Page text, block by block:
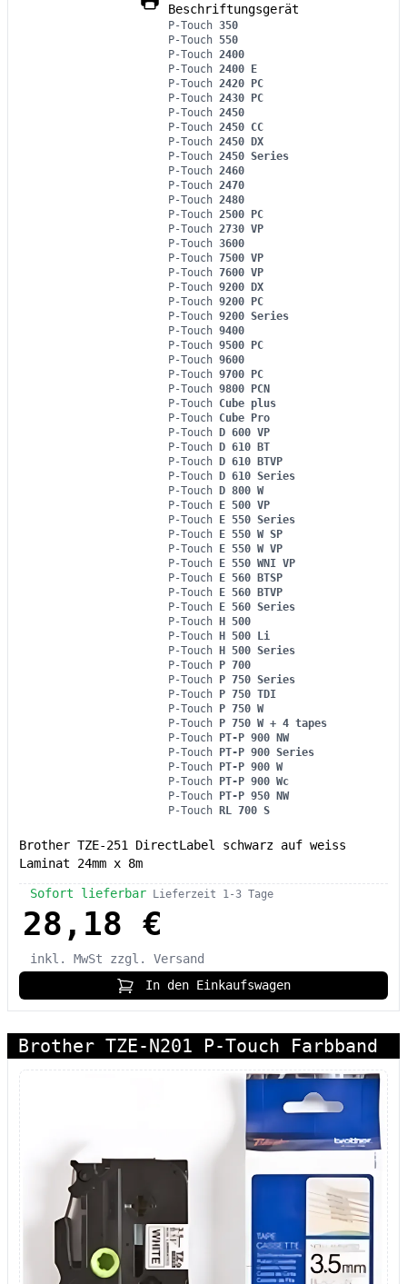
Beschriftungsgerät
P-Touch 350
P-Touch 550
P-Touch 2400
P-Touch 2400 E
P-Touch 2420 PC
P-Touch 2430 PC
P-Touch 2450
P-Touch 2450 CC
P-Touch 2450 DX
P-Touch 2450 Series
P-Touch 2460
P-Touch 2470
P-Touch 2480
P-Touch 2500 PC
P-Touch 2730 VP
P-Touch 3600
P-Touch 7500 VP
P-Touch 7600 VP
P-Touch 9200 DX
P-Touch 9200 PC
P-Touch 9200 Series
P-Touch 9400
P-Touch 9500 PC
P-Touch 9600
P-Touch 9700 PC
P-Touch 9800 PCN
P-Touch Cube plus
P-Touch Cube Pro
P-Touch D 600 VP
P-Touch D 610 BT
P-Touch D 610 BTVP
P-Touch D 610 Series
P-Touch D 800 W
P-Touch E 500 VP
P-Touch E 550 Series
P-Touch E 550 W SP
P-Touch E 550 W VP
P-Touch E 550 WNI VP
P-Touch E 560 BTSP
P-Touch E 560 BTVP
P-Touch E 560 Series
P-Touch H 500
P-Touch H 500 Li
P-Touch H 500 Series
P-Touch P 700
P-Touch P 750 Series
P-Touch P 750 TDI
P-Touch P 750 W
P-Touch P 750 W + 4 tapes
P-Touch PT-P 900 NW
P-Touch PT-P 900 Series
P-Touch PT-P 900 W
P-Touch PT-P 900 Wc
P-Touch PT-P 950 NW
P-Touch RL 700 S
Brother TZE-251 DirectLabel schwarz auf weiss
Laminat 24mm x 8m
Sofort lieferbar Lieferzeit 1-3 Tage
28,18 €
inkl. MwSt
zzgl. Versand
In den Einkaufswagen
Brother TZE-N201 P-Touch Farbband